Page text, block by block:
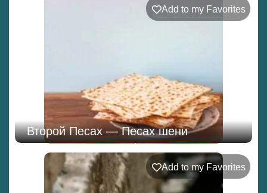
Add to my Favorites
Второй Песах — Песах шени
Add to my Favorites